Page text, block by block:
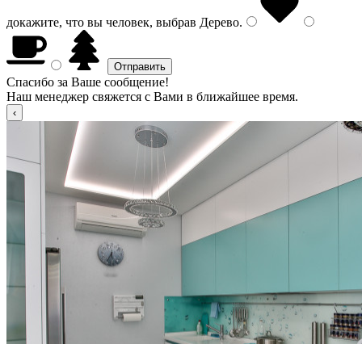
докажите, что вы человек, выбрав Дерево.
Спасибо за Ваше сообщение!
Наш менеджер свяжется с Вами в ближайшее время.